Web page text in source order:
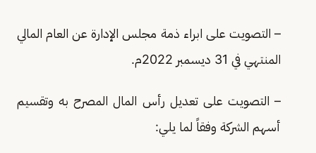
– التصويت على ابراء ذمة مجلس الإدارة عن العام المالي
المنتهي في 31 ديسمبر 2022م.
– التصويت على تعديل رأس المال المصرح به وتقسيم
أسهم الشركة وفقاً لما يلي: